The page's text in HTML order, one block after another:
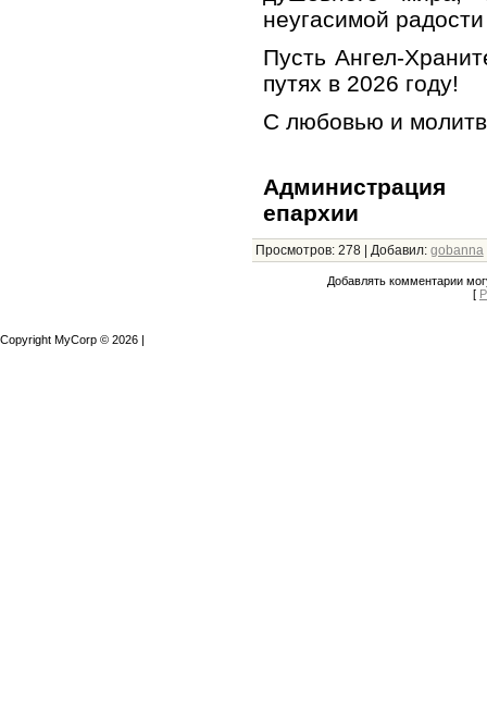
неугасимой
Пусть Ангел-
путях в 2026 году!
С любовью и
епархии
Просмотров: 278| Добавил: gobanna
Добавлять комментарии
[
Copyright MyCorp © 2026 |